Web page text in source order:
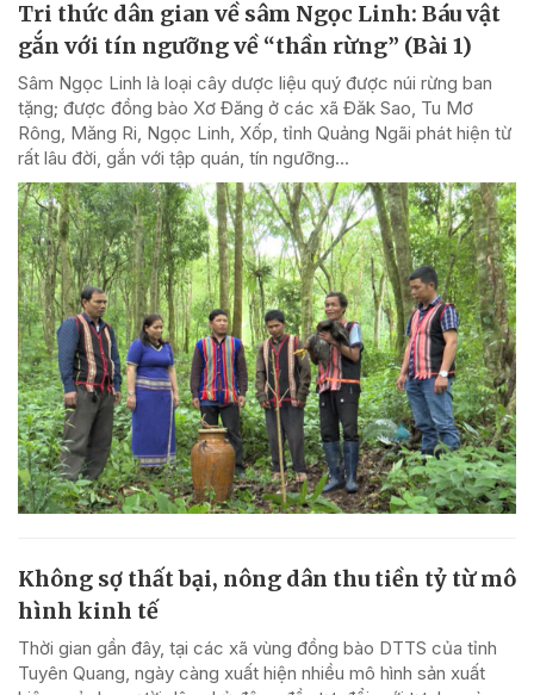
Tri thức dân gian về sâm Ngọc Linh: Báu vật
gắn với tín ngưỡng về “thần rừng” (Bài 1)
Sâm Ngọc Linh là loại cây dược liệu quý được núi rừng ban
tặng; được đồng bào Xơ Đăng ở các xã Đăk Sao, Tu Mơ
Rông, Măng Ri, Ngọc Linh, Xốp, tỉnh Quảng Ngãi phát hiện từ
rất lâu đời, gắn với tập quán, tín ngưỡng...
Không sợ thất bại, nông dân thu tiền tỷ từ mô
hình kinh tế
Thời gian gần đây, tại các xã vùng đồng bào DTTS của tỉnh
Tuyên Quang, ngày càng xuất hiện nhiều mô hình sản xuất